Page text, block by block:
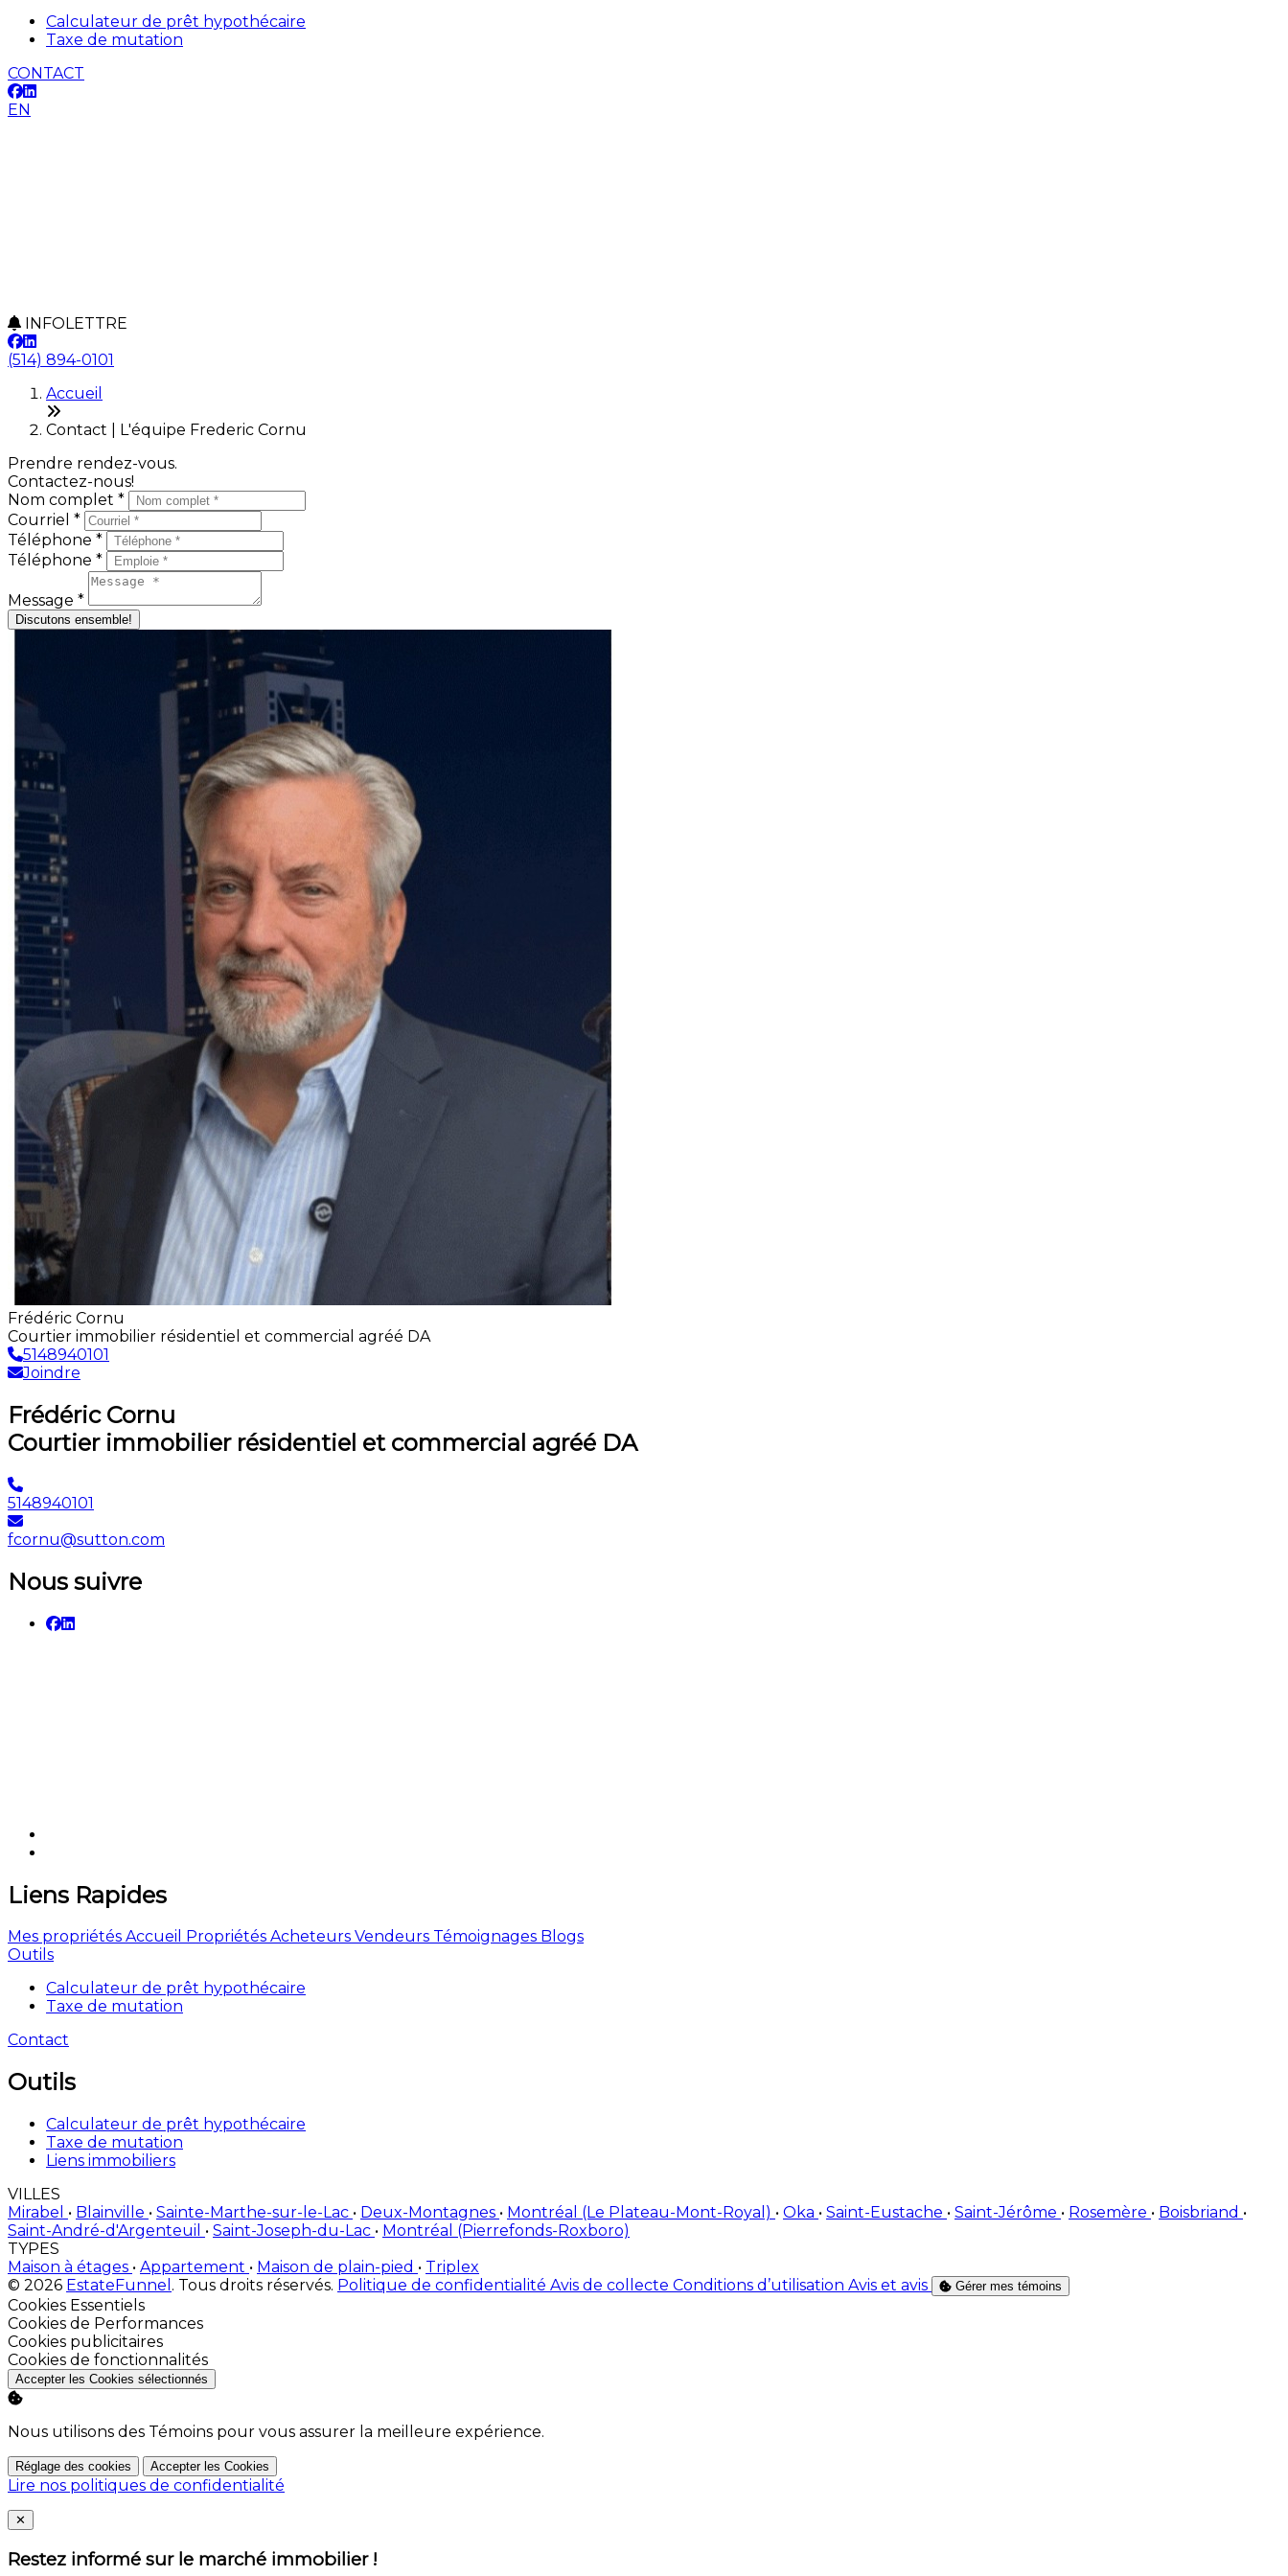
Calculateur de prêt hypothécaire
Taxe de mutation
CONTACT
EN
INFOLETTRE
(514) 894-0101
Accueil
Contact | L'équipe Frederic Cornu
Prendre rendez-vous.
Contactez-nous!
Nom complet *
Courriel *
Téléphone *
Téléphone *
Message *
Discutons ensemble!
Frédéric Cornu
Courtier immobilier résidentiel et commercial agréé DA
5148940101
Joindre
Frédéric Cornu
Courtier immobilier résidentiel et commercial agréé DA
5148940101
fcornu@sutton.com
Nous suivre
Liens Rapides
Mes propriétés Accueil Propriétés Acheteurs Vendeurs Témoignages Blogs
Outils
Calculateur de prêt hypothécaire
Taxe de mutation
Contact
Outils
Calculateur de prêt hypothécaire
Taxe de mutation
Liens immobiliers
VILLES
Mirabel • Blainville • Sainte-Marthe-sur-le-Lac • Deux-Montagnes • Montréal (Le Plateau-Mont-Royal) • Oka • Saint-Eustache • Saint-Jérôme • Rosemère • Boisbriand •
Saint-André-d'Argenteuil • Saint-Joseph-du-Lac • Montréal (Pierrefonds-Roxboro)
TYPES
Maison à étages • Appartement • Maison de plain-pied • Triplex
© 2026 EstateFunnel . Tous droits réservés. Politique de confidentialité Avis de collecte Conditions d’utilisation Avis et avis Gérer mes témoins
Activer
Cookies Essentiels
Activer
Cookies de Performances
Activer
Cookies publicitaires
Activer
Cookies de fonctionnalités
Accepter les Cookies sélectionnés
Nous utilisons des Témoins pour vous assurer la meilleure expérience.
Réglage des cookies Accepter les Cookies
Lire nos politiques de confidentialité
Close
✕
Restez informé sur le marché immobilier !